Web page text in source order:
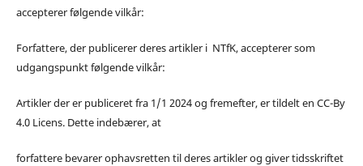
accepterer følgende vilkår:
Forfattere, der publicerer deres artikler i NTfK, accepterer som
udgangspunkt følgende vilkår:
Artikler der er publiceret fra 1/1 2024 og fremefter, er tildelt en CC-By
4.0 Licens. Dette indebærer, at
forfattere bevarer ophavsretten til deres artikler og giver tidsskriftet